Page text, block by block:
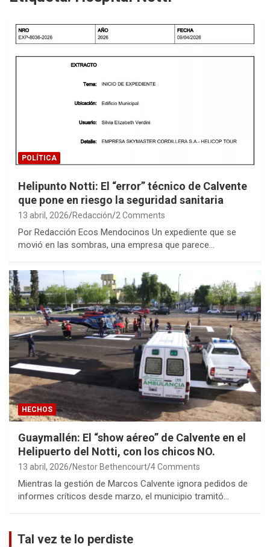
POLÍTICA
Helipunto Notti: El “error” técnico de Calvente
que pone en riesgo la seguridad sanitaria
13 abril, 2026 Redacción 2 Comments
Por Redacción Ecos Mendocinos Un expediente que se
movió en las sombras, una empresa que parece…
HECHOS
Guaymallén: El “show aéreo” de Calvente en el
Helipuerto del Notti, con los chicos NO.
13 abril, 2026 Nestor Bethencourt 4 Comments
Mientras la gestión de Marcos Calvente ignora pedidos de
informes críticos desde marzo, el municipio tramitó…
Tal vez te lo perdiste